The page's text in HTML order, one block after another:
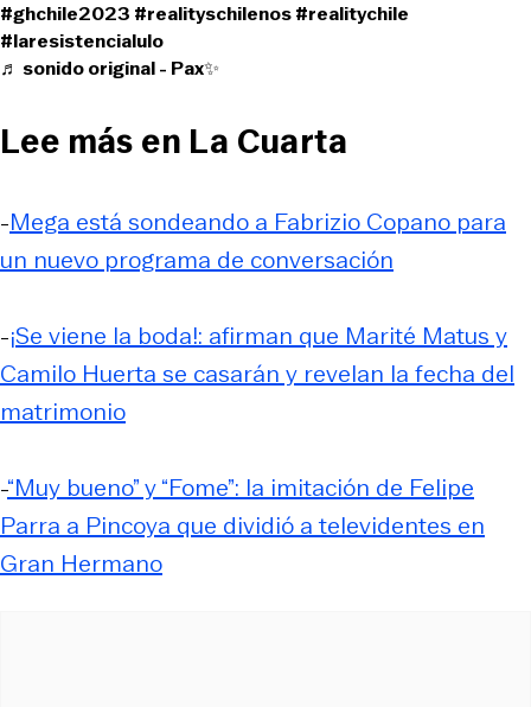
#ghchile2023 #realityschilenos#realitychile
#laresistencialulo
♬ sonido original - Pax✨
Lee más en La Cuarta
-Mega está sondeando a Fabrizio Copano para
un nuevo programa de conversación
-¡Se viene la boda!: afirman que Marité Matus y
Camilo Huerta se casarán y revelan la fecha del
matrimonio
-“Muy bueno” y “Fome”: la imitación de Felipe
Parra a Pincoya que dividió a televidentes en
Gran Hermano